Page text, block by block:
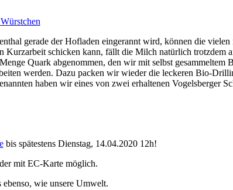
gerade der Hofladen eingerannt wird, können die
schicken kann, fällt die Milch natürlich trotzdem
Quark abgenommen, den wir mit selbst
werden. Dazu packen wir wieder die leckeren Bio-
haben wir eines von zwei erhaltenen Vogelsberger
bis spätestens Dienstag, 14.04.2020 12h!
mit EC-Karte möglich.
wie unsere Umwelt.